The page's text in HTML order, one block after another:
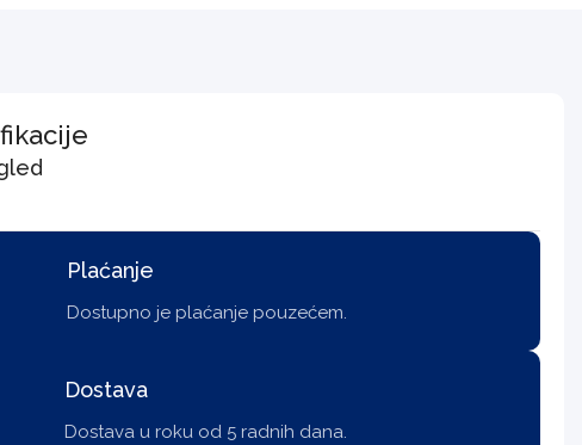
Plaćanje
Dostupno je plaćanje pouzećem.
Dostava
Dostava u roku od 5 radnih dana.